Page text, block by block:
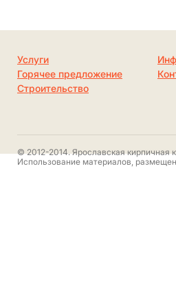
Услуги
Горячее предложение
Строительство
© 2012-2014. Ярославская кирпичная
Использование материалов,